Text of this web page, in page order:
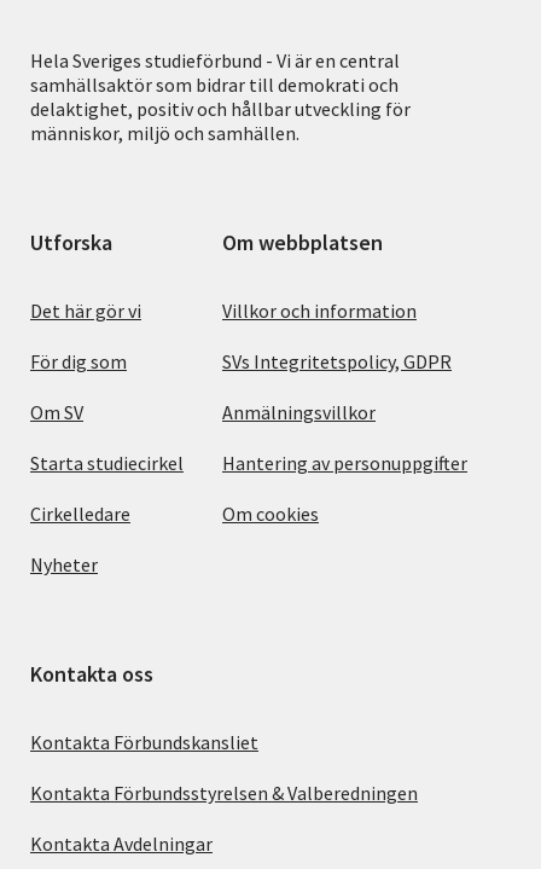
Hela Sveriges studieförbund - Vi är en central
samhällsaktör som bidrar till demokrati och
delaktighet, positiv och hållbar utveckling för
människor, miljö och samhällen.
Utforska
Det här gör vi
För dig som
Om SV
Starta studiecirkel
Cirkelledare
Nyheter
Om webbplatsen
Villkor och information
SVs Integritetspolicy, GDPR
Anmälningsvillkor
Hantering av personuppgifter
Om cookies
Kontakta oss
Kontakta Förbundskansliet
Kontakta Förbundsstyrelsen & Valberedningen
Kontakta Avdelningar